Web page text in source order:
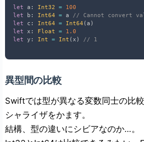
let a : Int32 =
100
let b : Int64 = a // Cannot convert
let c : Int64 = Int64 (a )
let x : Float =
1.0
let y : Int = Int (x ) // 1
異型間の比較
Swiftでは型が異なる変数同士の比
シャライザをかます。
結構、型の違いにシビアなのか…。